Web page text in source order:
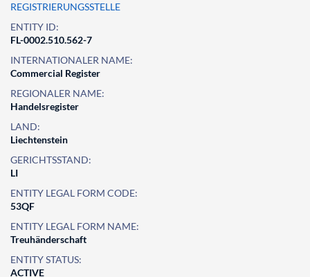
REGISTRIERUNGSSTELLE
ENTITY ID:
FL-0002.510.562-7
INTERNATIONALER NAME:
Commercial Register
REGIONALER NAME:
Handelsregister
LAND:
Liechtenstein
GERICHTSSTAND:
LI
ENTITY LEGAL FORM CODE:
53QF
ENTITY LEGAL FORM NAME:
Treuhänderschaft
ENTITY STATUS:
ACTIVE